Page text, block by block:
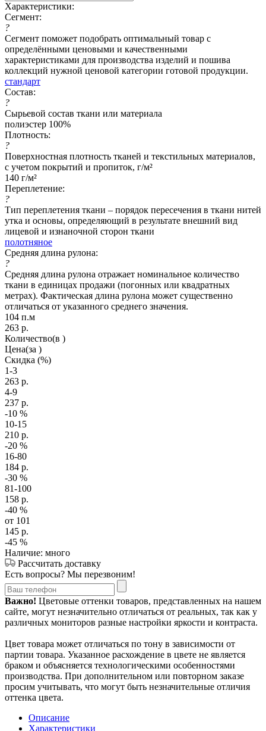
Характеристики:
Сегмент:
?
Сегмент поможет подобрать оптимальный товар с
определёнными ценовыми и качественными
характеристиками для производства изделий и пошива
коллекций нужной ценовой категории готовой продукции.
стандарт
Состав:
?
Сырьевой состав ткани или материала
полиэстер 100%
Плотность:
?
Поверхностная плотность тканей и текстильных материалов,
с учетом покрытий и пропиток, г/м²
140 г/м²
Переплетение:
?
Тип переплетения ткани – порядок пересечения в ткани нитей
утка и основы, определяющий в результате внешний вид
лицевой и изнаночной сторон ткани
полотняное
Средняя длина рулона:
?
Средняя длина рулона отражает номинальное количество
ткани в единицах продажи (погонных или квадратных
метрах). Фактическая длина рулона может существенно
отличаться от указанного среднего значения.
104 п.м
263 р.
Количество(в )
Цена(за )
Скидка (%)
1-3
263 р.
4-9
237 р.
-10 %
10-15
210 р.
-20 %
16-80
184 р.
-30 %
81-100
158 р.
-40 %
от 101
145 р.
-45 %
Наличие: много
Рассчитать доставку
Есть вопросы? Мы перезвоним!
Важно! Цветовые оттенки товаров, представленных на нашем
сайте, могут незначительно отличаться от реальных, так как у
различных мониторов разные настройки яркости и контраста.
Цвет товара может отличаться по тону в зависимости от
партии товара. Указанное расхождение в цвете не является
браком и объясняется технологическими особенностями
производства. При дополнительном или повторном заказе
просим учитывать, что могут быть незначительные отличия
оттенка цвета.
Описание
Характеристики